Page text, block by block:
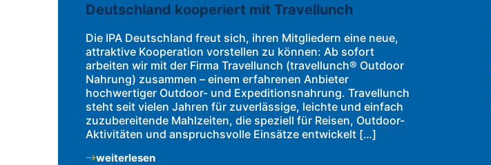
Deutschland kooperiert mit Travellunch
Die IPA Deutschland freut sich, ihren Mitgliedern eine neue,
attraktive Kooperation vorstellen zu können: Ab sofort
arbeiten wir mit der Firma Travellunch (travellunch® Outdoor
Nahrung) zusammen – einem erfahrenen Anbieter
hochwertiger Outdoor- und Expeditionsnahrung. Travellunch
steht seit vielen Jahren für zuverlässige, leichte und einfach
zuzubereitende Mahlzeiten, die speziell für Reisen, Outdoor-
Aktivitäten und anspruchsvolle Einsätze entwickelt […]
weiterlesen